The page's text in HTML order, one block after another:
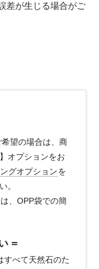
差が生じる場合がご
望の場合は、商
オプションをお
グオプションを
。
、OPP袋での簡
＝
すべて天然石のた